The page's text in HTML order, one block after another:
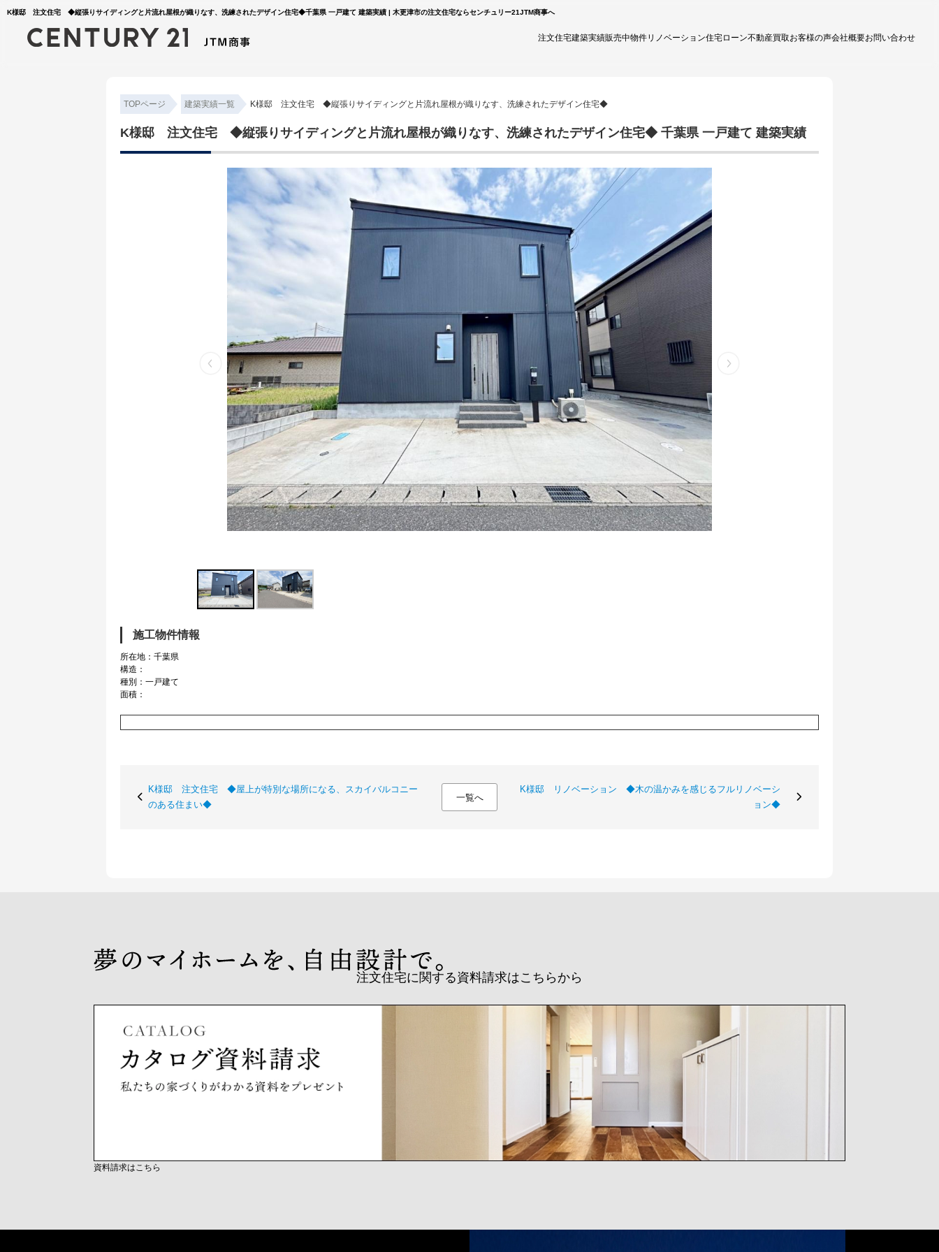
K様邸 注文住宅 ◆縦張りサイディングと片流れ屋根が織りなす、洗練されたデザイン住宅◆千葉県 一戸建て 建築実績 | 木更津市の注文住宅ならセンチュリー21JTM商事へ
注文住宅建築実績販売中物件リノベーション住宅ローン不動産買取お客様の声会社概要お問い合わせ
TOPページ 建築実績一覧 K様邸 注文住宅 ◆縦張りサイディングと片流れ屋根が織りなす、洗練されたデザイン住宅◆
K様邸 注文住宅 ◆縦張りサイディングと片流れ屋根が織りなす、洗練されたデザイン住宅◆ 千葉県 一戸建て 建築実績
施工物件情報
所在地：千葉県
構造：
種別：一戸建て
面積：
K様邸 注文住宅 ◆屋上が特別な場所になる、スカイバルコニー
のある住まい◆
一覧へ
K様邸 リノベーション ◆木の温かみを感じるフルリノベーシ
ョン◆
注文住宅に関する資料請求はこちらから
資料請求はこちら